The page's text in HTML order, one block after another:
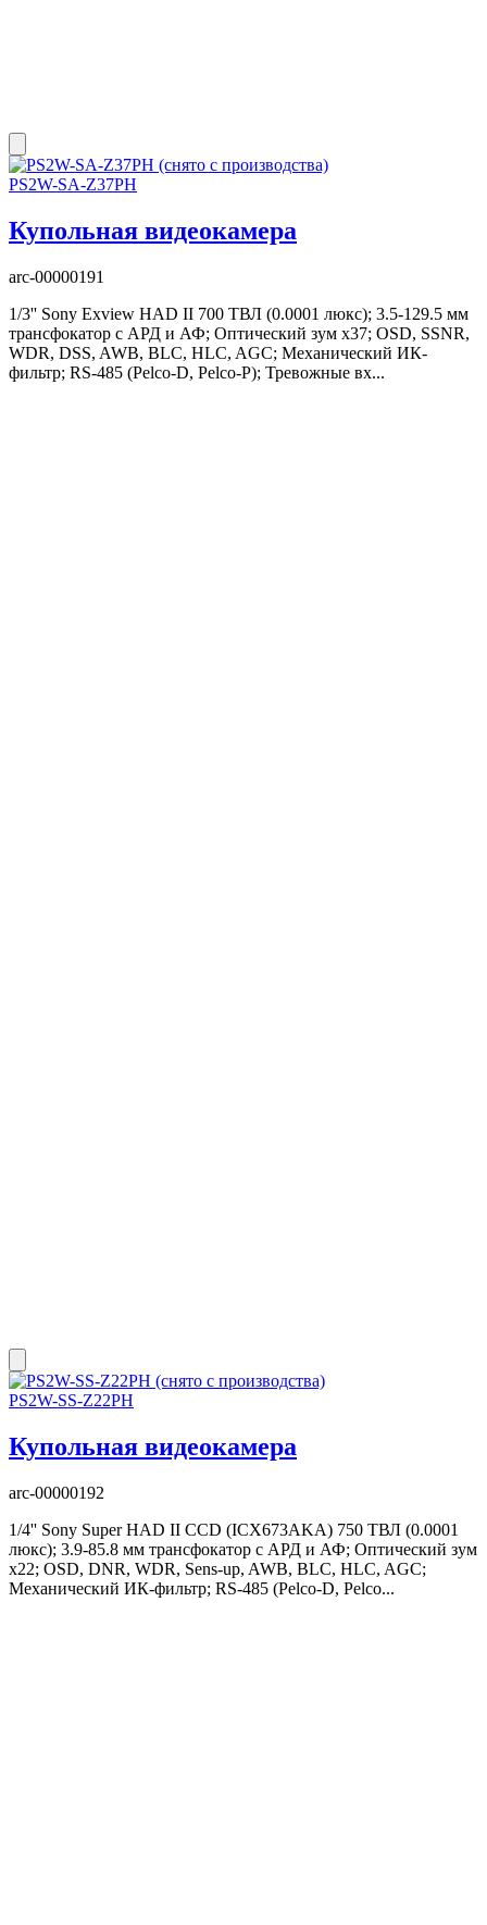
PS2W-SA-Z37PH
Купольная видеокамера
arc-00000191
1/3'' Sony Exview HAD II 700 ТВЛ (0.0001 люкс); 3.5-129.5 мм
трансфокатор с АРД и АФ; Оптический зум x37; OSD, SSNR,
WDR, DSS, AWB, BLC, HLC, AGC; Механический ИК-
фильтр; RS-485 (Pelco-D, Pelco-P); Тревожные вх...
PS2W-SS-Z22PH
Купольная видеокамера
arc-00000192
1/4'' Sony Super HAD II CCD (ICX673AKA) 750 ТВЛ (0.0001
люкс); 3.9-85.8 мм трансфокатор с АРД и АФ; Оптический зум
x22; OSD, DNR, WDR, Sens-up, AWB, BLC, HLC, AGC;
Механический ИК-фильтр; RS-485 (Pelco-D, Pelco...